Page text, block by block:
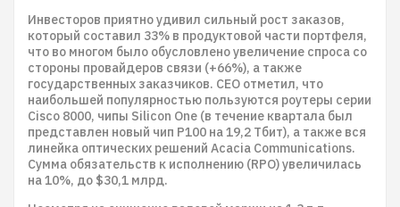
Инвесторов приятно удивил сильный рост заказов,
который составил 33% в продуктовой части портфеля,
что во многом было обусловлено увеличение спроса со
стороны провайдеров связи (+66%), а также
государственных заказчиков. СЕО отметил, что
наибольшей популярностью пользуются роутеры серии
Cisco 8000, чипы Silicon One (в течение квартала был
представлен новый чип P100 на 19,2 Тбит), а также вся
линейка оптических решений Acacia Communications.
Сумма обязательств к исполнению (RPO) увеличилась
на 10%, до $30,1 млрд.